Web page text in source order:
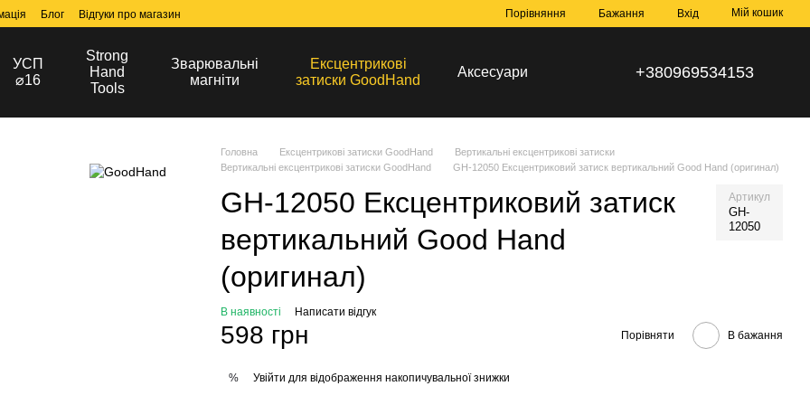
Блог Відгуки про магазин Порівняння Бажання Вхід Мій кошик
УСП
⌀16
Strong
Hand
Tools
Зварювальні
магніти
Ексцентрикові
затиски GoodHand
Аксесуари +380969534153
Головна Ексцентрикові затиски GoodHand
Вертикальні ексцентрикові затиски
Вертикальні ексцентрикові затиски GoodHand
GH-12050 Ексцентриковий затиск вертикальний Good Hand (оригинал)
GH-12050 Ексцентриковий затиск
вертикальний Good Hand
(оригинал)
Артикул
GH-
12050
В наявності Написати відгук
598 грн Порівняти В бажання
% Увійти для відображення накопичувальної знижки